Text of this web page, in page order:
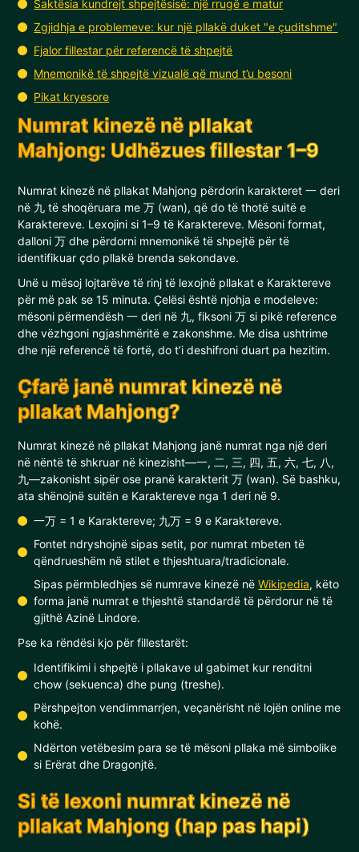
Saktësia kundrejt shpejtësisë: një rrugë e matur
Zgjidhja e problemeve: kur një pllakë duket "e çuditshme"
Fjalor fillestar për referencë të shpejtë
Mnemonikë të shpejtë vizualë që mund t’u besoni
Pikat kryesore
Numrat kinezë në pllakat
Mahjong: Udhëzues fillestar 1–9
Numrat kinezë në pllakat Mahjong përdorin karakteret 一 deri
në 九 të shoqëruara me 万 (wan), që do të thotë suitë e
Karaktereve. Lexojini si 1–9 të Karaktereve. Mësoni format,
dalloni 万 dhe përdorni mnemonikë të shpejtë për të
identifikuar çdo pllakë brenda sekondave.
Unë u mësoj lojtarëve të rinj të lexojnë pllakat e Karaktereve
për më pak se 15 minuta. Çelësi është njohja e modeleve:
mësoni përmendësh 一 deri në 九, fiksoni 万 si pikë reference
dhe vëzhgoni ngjashmëritë e zakonshme. Me disa ushtrime
dhe një referencë të fortë, do t’i deshifroni duart pa hezitim.
Çfarë janë numrat kinezë në
pllakat Mahjong?
Numrat kinezë në pllakat Mahjong janë numrat nga një deri
në nëntë të shkruar në kinezisht—一, 二, 三, 四, 五, 六, 七, 八,
九—zakonisht sipër ose pranë karakterit 万 (wan). Së bashku,
ata shënojnë suitën e Karaktereve nga 1 deri në 9.
一万 = 1 e Karaktereve; 九万 = 9 e Karaktereve.
Fontet ndryshojnë sipas setit, por numrat mbeten të
qëndrueshëm në stilet e thjeshtuara/tradicionale.
Sipas përmbledhjes së numrave kinezë nëWikipedia, këto
forma janë numrat e thjeshtë standardë të përdorur në të
gjithë Azinë Lindore.
Pse ka rëndësi kjo për fillestarët:
Identifikimi i shpejtë i pllakave ul gabimet kur renditni
chow (sekuenca) dhe pung (treshe).
Përshpejton vendimmarrjen, veçanërisht në lojën online me
kohë.
Ndërton vetëbesim para se të mësoni pllaka më simbolike
si Erërat dhe Dragonjtë.
Si të lexoni numrat kinezë në
pllakat Mahjong (hap pas hapi)